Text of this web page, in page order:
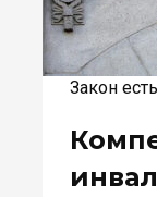
Закон